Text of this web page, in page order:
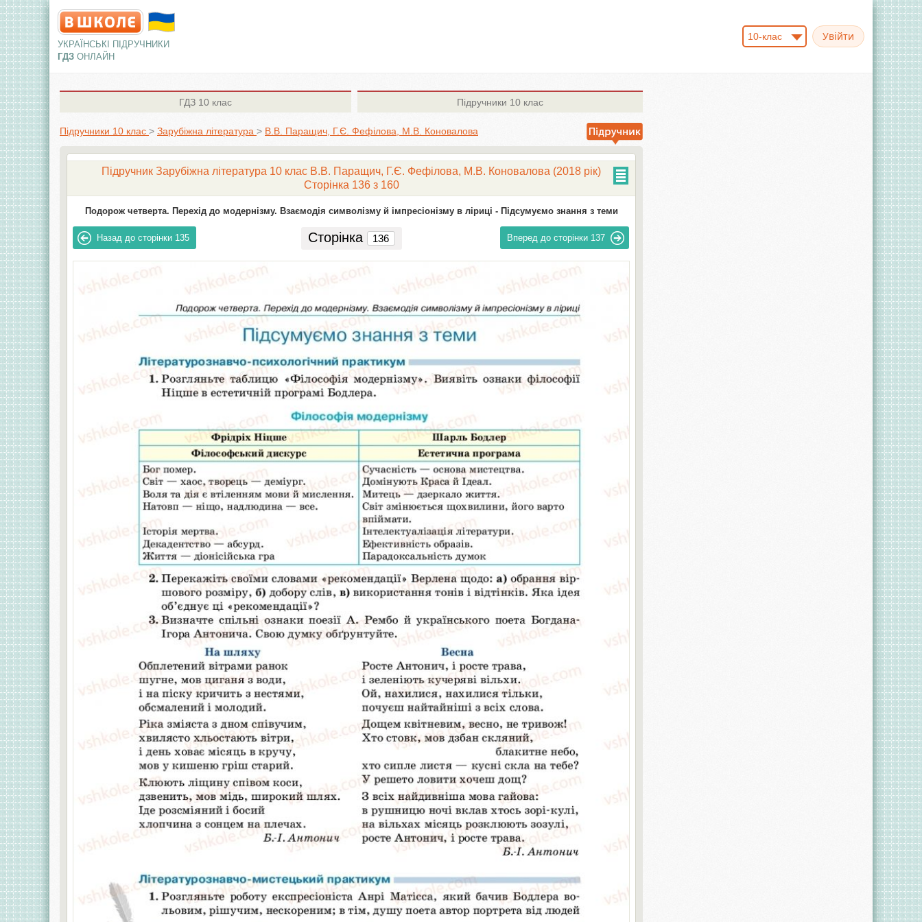
УКРАЇНСЬКІ ПІДРУЧНИКИ
ГДЗ ОНЛАЙН
10-клас
ГДЗ 10 клас Підручники 10 клас
Підручники 10 клас > Зарубіжна література > В.В. Паращич, Г.Є. Фефілова, М.В. Коновалова
Підручник Зарубіжна література 10 клас В.В. Паращич, Г.Є. Фефілова, М.В. Коновалова (2018 рік)
Сторінка 136 з 160
Подорож четверта. Перехід до модернізму. Взаємодія символізму й імпресіонізму в ліриці - Підсумуємо знання з теми
Назад до сторінки 135 Сторінка Вперед до сторінки 137